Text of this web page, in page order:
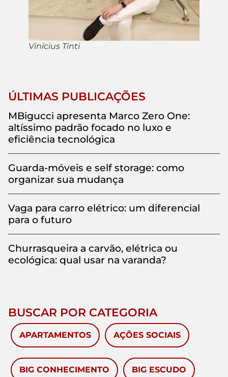
Vinícius Tinti
ÚLTIMAS PUBLICAÇÕES
MBigucci apresenta Marco Zero One:
altíssimo padrão focado no luxo e
eficiência tecnológica
Guarda-móveis e self storage: como
organizar sua mudança
Vaga para carro elétrico: um diferencial
para o futuro
Churrasqueira a carvão, elétrica ou
ecológica: qual usar na varanda?
BUSCAR POR CATEGORIA
APARTAMENTOS AÇÕES SOCIAIS
BIG CONHECIMENTO BIG ESCUDO